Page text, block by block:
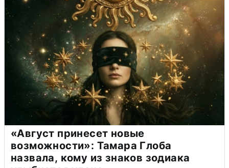
«Август принесет новые
возможности»: Тамара Глоба
назвала, кому из знаков зодиака